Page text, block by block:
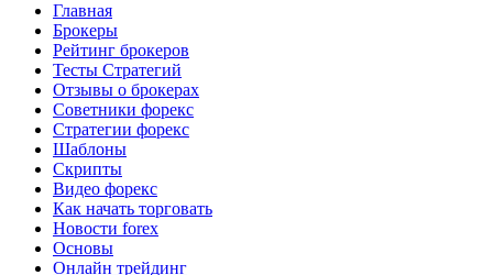
Главная
Брокеры
Рейтинг брокеров
Тесты Стратегий
Отзывы о брокерах
Советники форекс
Стратегии форекс
Шаблоны
Скрипты
Видео форекс
Как начать торговать
Новости forex
Основы
Онлайн трейдинг